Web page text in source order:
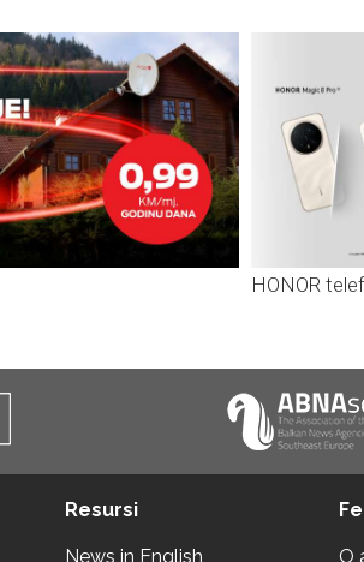
HONOR
Resursi
News in English O